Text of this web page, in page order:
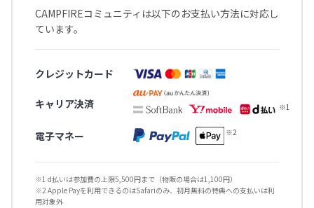
CAMPFIREコミュニティは以下のお支払い方法に対応し
ています。
クレジットカード
キャリア決済
電子マネー
※1 d払いは参加費の上限5,500円まで（物販の場合は1,100円）
※2 Apple Payを利用できるのはSafariのみ、初月無料の特典への支払いは利
用対象外